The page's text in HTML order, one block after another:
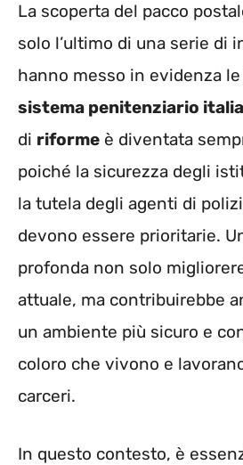
La scoperta del pacco
solo l’ultimo di una serie di
hanno messo in evidenza le
sistema penitenziario
di riforme è diventata
poiché la sicurezza degli
la tutela degli agenti di
devono essere prioritarie.
profonda non solo
attuale, ma contribuirebbe
un ambiente più sicuro e
coloro che vivono e
carceri.
In questo contesto, è